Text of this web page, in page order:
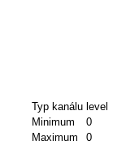
Typ kanálu level
Minimum
0
Maximum
0